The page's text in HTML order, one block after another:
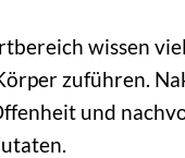
wissen
zuführen.
und